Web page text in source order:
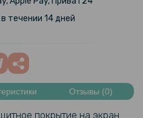
для Infinix Note 50 Pro+ с
Sliding для Infinix Zero Ultra 5G
течении 14 дней
Отзывы (0)
покрытие на экран